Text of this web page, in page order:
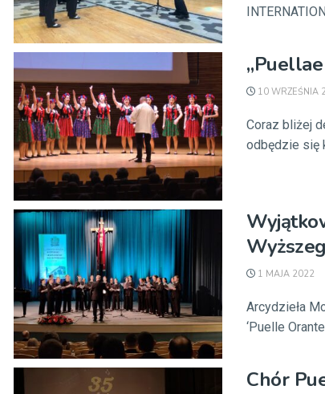
10 WRZEŚNIA
Coraz bliżej
odbędzie się
1 MAJA 2022
Arcydzieła
‘Puelle
Chór